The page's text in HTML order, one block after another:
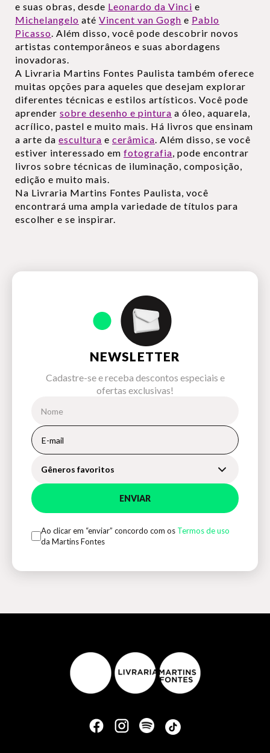
e suas obras, desde Leonardo da Vinci e
Michelangelo até Vincent van Gogh e Pablo
Picasso. Além disso, você pode descobrir novos
artistas contemporâneos e suas abordagens
inovadoras.
A Livraria Martins Fontes Paulista também oferece
muitas opções para aqueles que desejam explorar
diferentes técnicas e estilos artísticos. Você pode
aprender sobre desenho e pintura a óleo, aquarela,
acrílico, pastel e muito mais. Há livros que ensinam
a arte da escultura e cerâmica. Além disso, se você
estiver interessado em fotografia, pode encontrar
livros sobre técnicas de iluminação, composição,
edição e muito mais.
Na Livraria Martins Fontes Paulista, você
encontrará uma ampla variedade de títulos para
escolher e se inspirar.
NEWSLETTER
Cadastre-se e receba descontos especiais e
ofertas exclusivas!
Gêneros favoritos
ENVIAR
Ao clicar em “enviar” concordo com os Termos de uso
da Martins Fontes